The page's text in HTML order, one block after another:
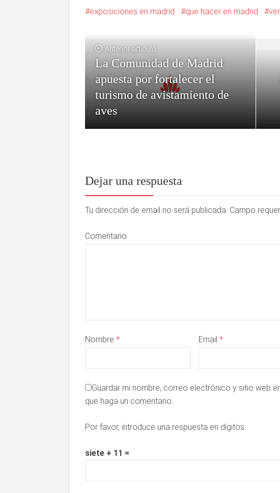
exposiciones en madrid que hacer en madrid
Anterior artículo
La Comunidad de Madrid
apuesta por fortalecer el
turismo de avistamiento de
aves
Dejar una respuesta
Tu dirección de email no será publicada. Campo
Comentario
Nombre * Email *
Guardar mi nombre, correo electrónico y sitio web
que haga un comentario.
Por favor, introduce una respuesta en dígitos:
siete + 11 =